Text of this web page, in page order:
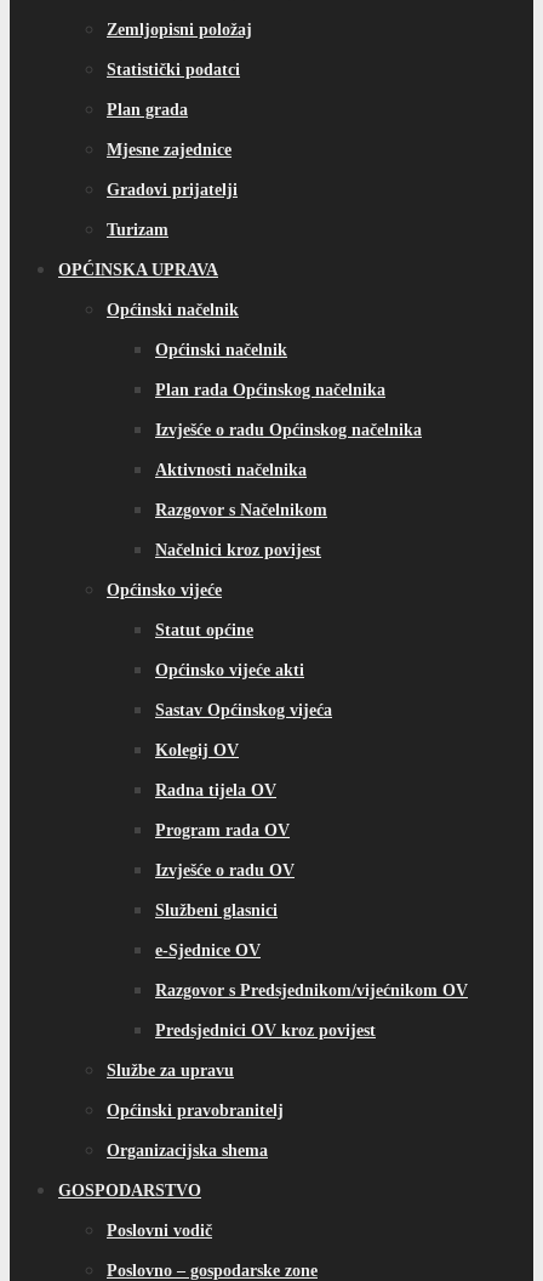
Zemljopisni položaj
Statistički podatci
Plan grada
Mjesne zajednice
Gradovi prijatelji
Turizam
OPĆINSKA UPRAVA
Općinski načelnik
Općinski načelnik
Plan rada Općinskog načelnika
Izvješće o radu Općinskog načelnika
Aktivnosti načelnika
Razgovor s Načelnikom
Načelnici kroz povijest
Općinsko vijeće
Statut općine
Općinsko vijeće akti
Sastav Općinskog vijeća
Kolegij OV
Radna tijela OV
Program rada OV
Izvješće o radu OV
Službeni glasnici
e-Sjednice OV
Razgovor s Predsjednikom/vijećnikom OV
Predsjednici OV kroz povijest
Službe za upravu
Općinski pravobranitelj
Organizacijska shema
GOSPODARSTVO
Poslovni vodič
Poslovno – gospodarske zone